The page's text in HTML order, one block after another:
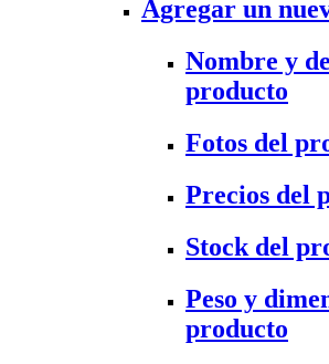
Agregar un
Nombre y
producto
Fotos del
Precios del
Stock del
Peso y
producto